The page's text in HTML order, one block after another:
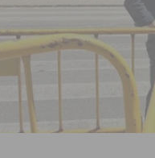
el curso de Monitor de
para garantizar la
de finales de 2026 tras